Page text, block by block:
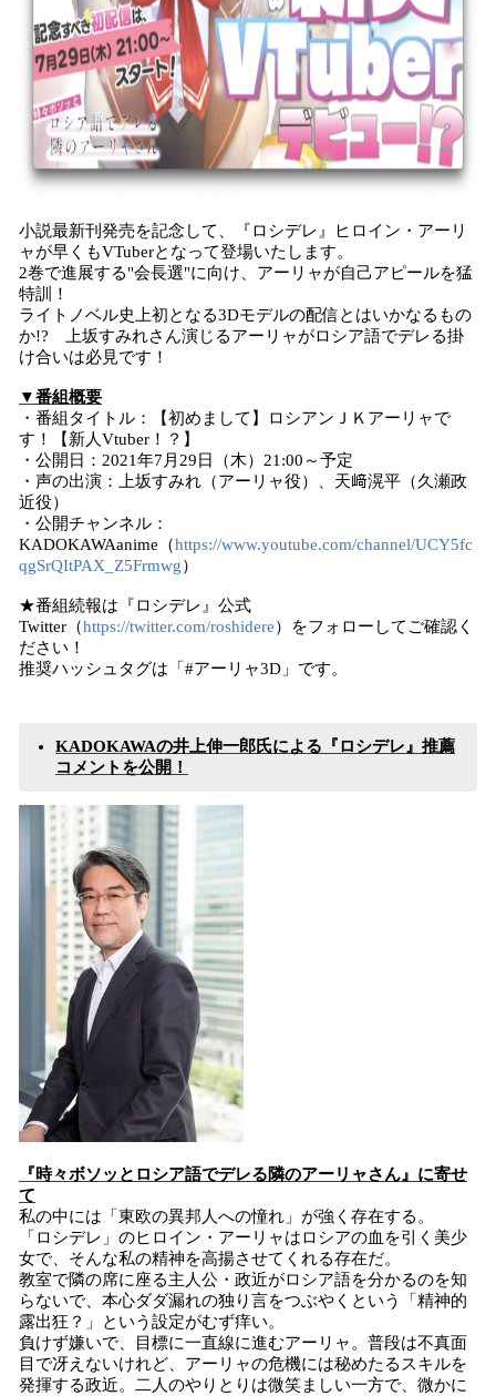
小説最新刊発売を記念して、『ロシデレ』ヒロイン・アーリ
ャが早くもVTuberとなって登場いたします。
2巻で進展する"会長選"に向け、アーリャが自己アピールを猛
特訓！
ライトノベル史上初となる3Dモデルの配信とはいかなるもの
か!? 上坂すみれさん演じるアーリャがロシア語でデレる掛
け合いは必見です！
▼番組概要
・番組タイトル：【初めまして】ロシアンＪＫアーリャで
す！【新人Vtuber！？】
・公開日：2021年7月29日（木）21:00～予定
・声の出演：上坂すみれ（アーリャ役）、天﨑滉平（久瀬政
近役）
・公開チャンネル：
KADOKAWAanime（https://www.youtube.com/channel/UCY5fc
qgSrQItPAX_Z5Frmwg）
★番組続報は『ロシデレ』公式
Twitter（https://twitter.com/roshidere）をフォローしてご確認く
ださい！
推奨ハッシュタグは「#アーリャ3D」です。
KADOKAWAの井上伸一郎氏による『ロシデレ』推薦
コメントを公開！
『時々ボソッとロシア語でデレる隣のアーリャさん』に寄せ
て
私の中には「東欧の異邦人への憧れ」が強く存在する。
「ロシデレ」のヒロイン・アーリャはロシアの血を引く美少
女で、そんな私の精神を高揚させてくれる存在だ。
教室で隣の席に座る主人公・政近がロシア語を分かるのを知
らないで、本心ダダ漏れの独り言をつぶやくという「精神的
露出狂？」という設定がむず痒い。
負けず嫌いで、目標に一直線に進むアーリャ。普段は不真面
目で冴えないけれど、アーリャの危機には秘めたるスキルを
発揮する政近。二人のやりとりは微笑ましい一方で、微かに